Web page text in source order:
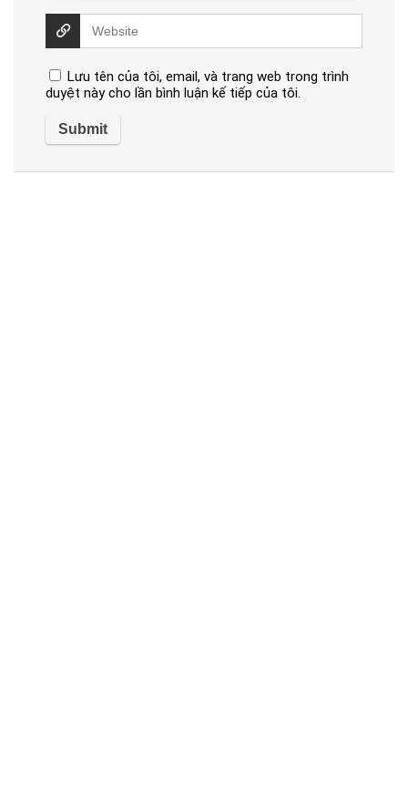
Lưu tên của tôi, email, và trang web trong trình
duyệt này cho lần bình luận kế tiếp của tôi.